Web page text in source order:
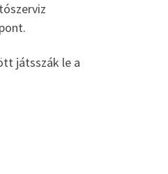
pont.
játsszák le a